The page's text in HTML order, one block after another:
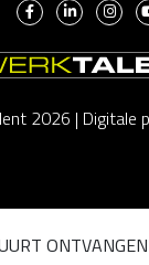
2026 | Digitale